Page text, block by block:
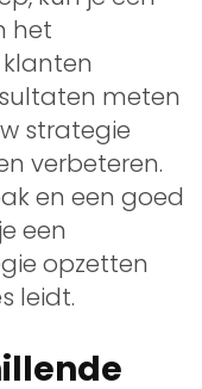
het
meten
strategie
verbeteren.
en een goed
een
opzetten
leidt.